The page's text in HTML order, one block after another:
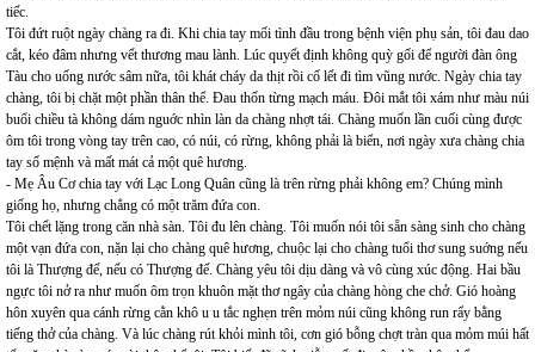
tiếc.
Tôi đứt ruột ngày chàng ra đi. Khi chia tay mối tình đầu trong bệnh viện phụ sản, tôi đau dao
cắt, kéo đâm nhưng vết thương mau lành. Lúc quyết định không quỳ gối để người đàn ông
Tàu cho uống nước sâm nữa, tôi khát cháy da thịt rồi cố lết đi tìm vũng nước. Ngày chia tay
chàng, tôi bị chặt một phần thân thể. Đau thốn từng mạch máu. Đôi mắt tôi xám như màu núi
buổi chiều tà không dám nguớc nhìn làn da chàng nhợt tái. Chàng muốn lần cuối cùng được
ôm tôi trong vòng tay trên cao, có núi, có rừng, không phải là biển, nơi ngày xưa chàng chia
tay số mệnh và mất mát cả một quê hương.
- Mẹ Âu Cơ chia tay với Lạc Long Quân cũng là trên rừng phải không em? Chúng mình
giống họ, nhưng chẳng có một trăm đứa con.
Tôi chết lặng trong căn nhà sàn. Tôi đu lên chàng. Tôi muốn nói tôi sẵn sàng sinh cho chàng
một vạn đứa con, nặn lại cho chàng quê hương, chuộc lại cho chàng tuổi thơ sung suớng nếu
tôi là Thượng đế, nếu có Thượng đế. Chàng yêu tôi dịu dàng và vô cùng xúc động. Hai bầu
ngực tôi nở ra như muốn ôm trọn khuôn mặt thơ ngây của chàng hòng che chở. Gió hoàng
hôn xuyên qua cánh rừng cằn khô u u tắc nghẹn trên mỏm núi cũng không run rẩy bằng
tiếng thở của chàng. Và lúc chàng rút khỏi mình tôi, cơn gió bỗng chợt tràn qua mỏm múi hất